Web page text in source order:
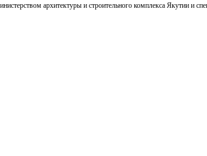
архитектуры и строительного комплекса Якутии и